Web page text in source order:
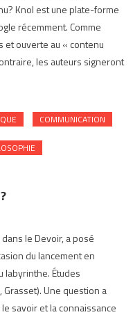
Knol est une plate-forme
récemment. Comme
et ouverte au « contenu
les auteurs signeront
COMMUNICATION
le Devoir, a posé
du lancement en
labyrinthe. Études
Une question a
savoir et la connaissance